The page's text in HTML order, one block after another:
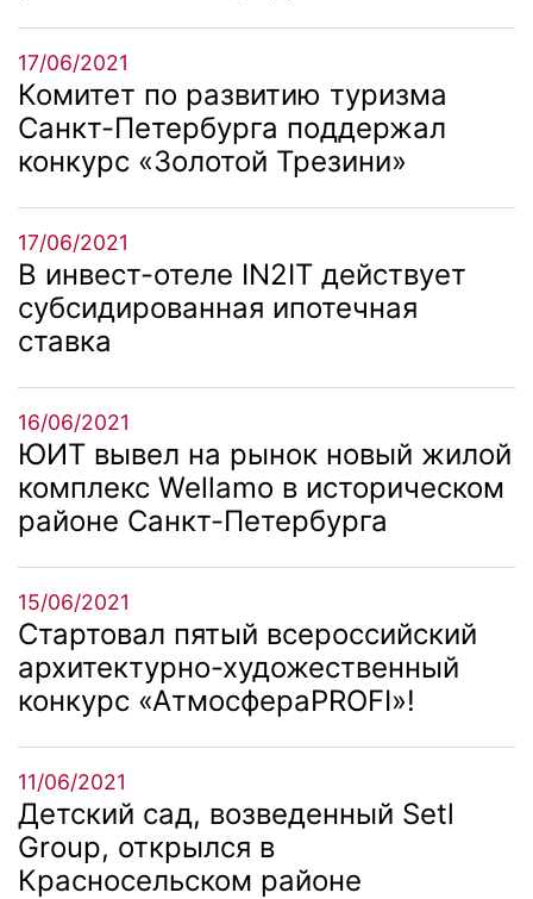
17/06/2021
Комитет по развитию туризма
Санкт-Петербурга поддержал
конкурс «Золотой Трезини»
17/06/2021
В инвест-отеле IN2IT действует
субсидированная ипотечная
ставка
16/06/2021
ЮИТ вывел на рынок новый жилой
комплекс Wellamo в историческом
районе Санкт-Петербурга
15/06/2021
Стартовал пятый всероссийский
архитектурно-художественный
конкурс «АтмосфераPROFI»!
11/06/2021
Детский сад, возведенный Setl
Group, открылся в
Красносельском районе